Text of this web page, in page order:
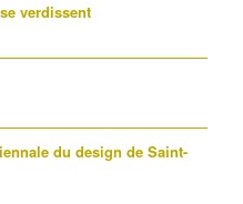
verdissent
du design de Saint-